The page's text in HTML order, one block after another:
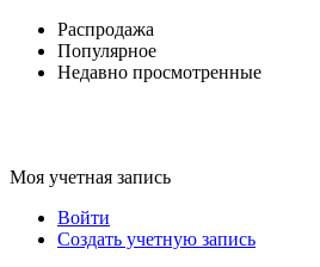
Распродажа
Популярное
Недавно просмотренные
Моя учетная запись
Войти
Создать учетную запись